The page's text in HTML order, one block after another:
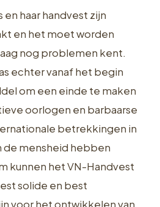
haar handvest zijn
en het moet worden
nog problemen kent.
echter vanaf het begin
om een einde te maken
oorlogen en barbaarse
betrekkingen in
de mensheid hebben
kunnen het VN-Handvest
solide en best
voor het ontwikkelen van